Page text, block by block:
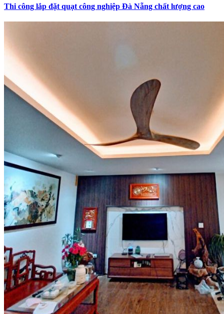
Thi công lắp đặt quạt công nghiệp Đà Nẵng chất lượng cao